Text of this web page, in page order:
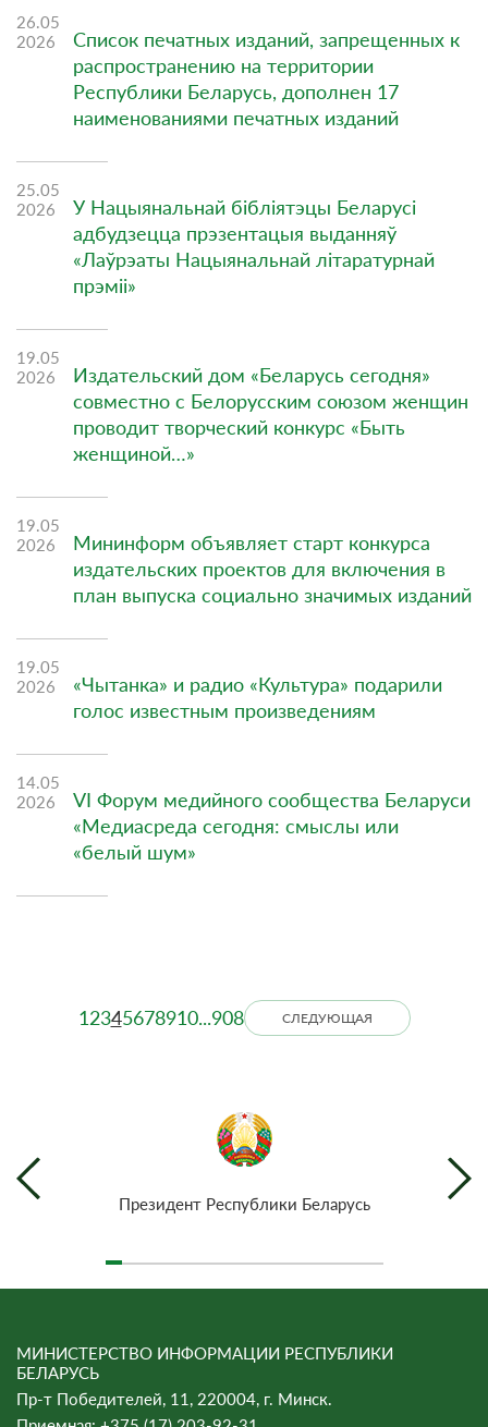
26.05
2026
Список печатных изданий, запрещенных к
распространению на территории
Республики Беларусь, дополнен 17
наименованиями печатных изданий
25.05
2026
У Нацыянальнай бібліятэцы Беларусі
адбудзецца прэзентацыя выданняў
«Лаўрэаты Нацыянальнай літаратурнай
прэміі»
19.05
2026
Издательский дом «Беларусь сегодня»
совместно с Белорусским союзом женщин
проводит творческий конкурс «Быть
женщиной…»
19.05
2026
Мининформ объявляет старт конкурса
издательских проектов для включения в
план выпуска социально значимых изданий
19.05
2026
«Чытанка» и радио «Культура» подарили
голос известным произведениям
14.05
2026
VI Форум медийного сообщества Беларуси
«Медиасреда сегодня: смыслы или
«белый шум»
12345678910...908 СЛЕДУЮЩАЯ
Президент Республики Беларусь
МИНИСТЕРСТВО ИНФОРМАЦИИ РЕСПУБЛИКИ
БЕЛАРУСЬ
Пр-т Победителей, 11, 220004, г. Минск.